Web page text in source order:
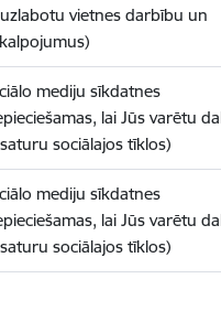
vietnes darbību un
mediju sīkdatnes
lai Jūs varētu
sociālajos tīklos)
mediju sīkdatnes
lai Jūs varētu
sociālajos tīklos)